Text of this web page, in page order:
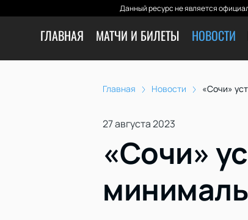
Данный ресурс не является
ГЛАВНАЯ МАТЧИ И БИЛЕТЫ НОВОСТИ
Главная Новости «Сочи»
27 августа 2023
«Сочи»